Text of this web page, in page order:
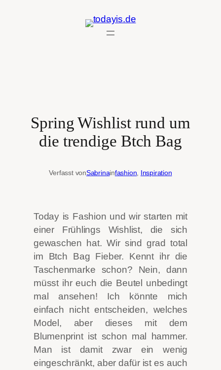
Spring Wishlist rund um
die trendige Btch Bag
Verfasst vonSabrinainfashion Inspiration
Today is Fashion und wir starten mit
einer Frühlings Wishlist, die sich
gewaschen hat. Wir sind grad total
im Btch Bag Fieber. Kennt ihr die
Taschenmarke schon? Nein, dann
müsst ihr euch die Beutel unbedingt
mal ansehen! Ich könnte mich
einfach nicht entscheiden, welches
Model, aber dieses mit dem
Blumenprint ist schon mal hammer.
Man ist damit zwar ein wenig
eingeschränkt, aber dafür ist es auch